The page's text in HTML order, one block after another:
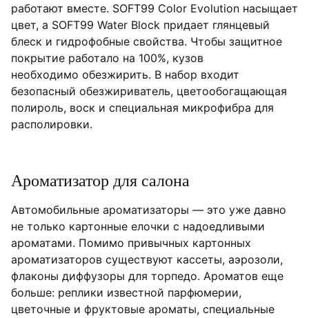
работают вместе. SOFT99 Color Evolution насыщает
цвет, а SOFT99 Water Block придает глянцевый
блеск и гидрофобные свойства. Чтобы защитное
покрытие работало на 100%, кузов
необходимо обезжирить. В набор входит
безопасный обезжириватель, цветообогащающая
полироль, воск и специальная микрофибра для
располировки.
Ароматизатор для салона
Автомобильные ароматизаторы — это уже давно
не только картонные елочки с надоедливыми
ароматами. Помимо привычных картонных
ароматизаторов существуют кассеты, аэрозоли,
флаконы диффузоры для торпедо. Ароматов еще
больше: реплики известной парфюмерии,
цветочные и фруктовые ароматы, специальные